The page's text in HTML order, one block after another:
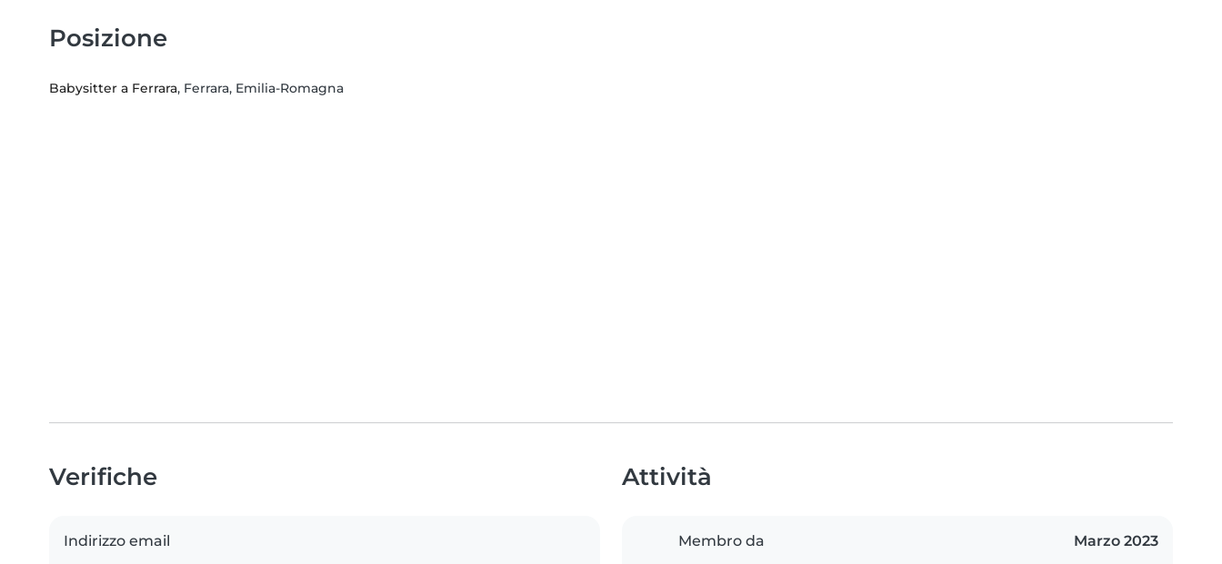
Posizione
Babysitter a Ferrara, Ferrara, Emilia-Romagna
Verifiche
Indirizzo email
Attività
Membro da Marzo 2023